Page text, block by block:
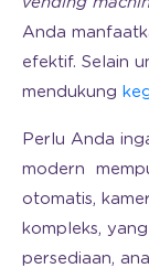
Anda
efektif. Selain
mendukung
Perlu Anda
modern
otomatis,
kompleks,
persediaan,